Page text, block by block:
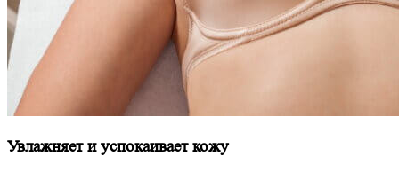
Увлажняет и успокаивает кожу